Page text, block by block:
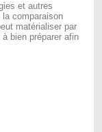
et autres
comparaison
matérialiser par
bien préparer afin